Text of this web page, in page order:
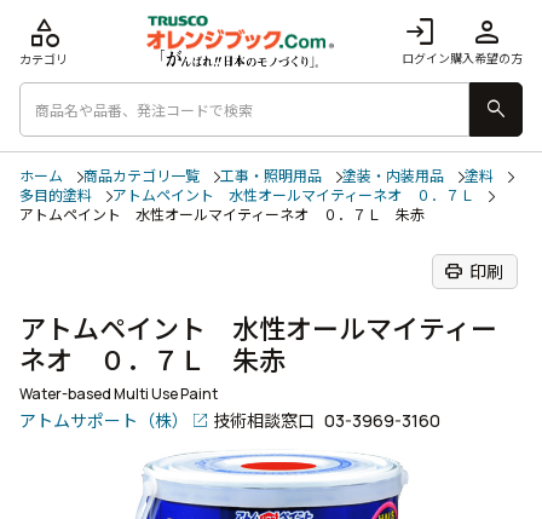
login
ログイン
person
購入希望の方
category
カテゴリ
search
ホーム 商品カテゴリ一覧 工事・照明用品 塗装・内装用品
塗料
多目的塗料
アトムペイント 水性オールマイティーネオ ０．７Ｌ
アトムペイント 水性オールマイティーネオ ０．７Ｌ 朱赤
print 印刷
アトムペイント 水性オールマイティー
ネオ ０．７Ｌ 朱赤
Water-based Multi Use Paint
アトムサポート（株） 技術相談窓口 03-3969-3160